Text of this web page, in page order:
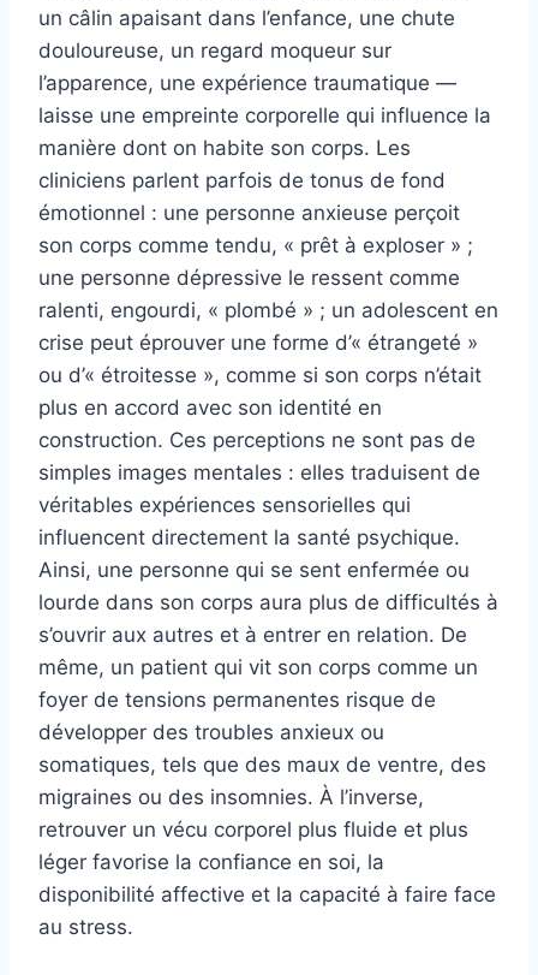
un câlin apaisant dans l’enfance, une chute
douloureuse, un regard moqueur sur
l’apparence, une expérience traumatique —
laisse une empreinte corporelle qui influence la
manière dont on habite son corps. Les
cliniciens parlent parfois de tonus de fond
émotionnel : une personne anxieuse perçoit
son corps comme tendu, « prêt à exploser » ;
une personne dépressive le ressent comme
ralenti, engourdi, « plombé » ; un adolescent en
crise peut éprouver une forme d’« étrangeté »
ou d’« étroitesse », comme si son corps n’était
plus en accord avec son identité en
construction. Ces perceptions ne sont pas de
simples images mentales : elles traduisent de
véritables expériences sensorielles qui
influencent directement la santé psychique.
Ainsi, une personne qui se sent enfermée ou
lourde dans son corps aura plus de difficultés à
s’ouvrir aux autres et à entrer en relation. De
même, un patient qui vit son corps comme un
foyer de tensions permanentes risque de
développer des troubles anxieux ou
somatiques, tels que des maux de ventre, des
migraines ou des insomnies. À l’inverse,
retrouver un vécu corporel plus fluide et plus
léger favorise la confiance en soi, la
disponibilité affective et la capacité à faire face
au stress.